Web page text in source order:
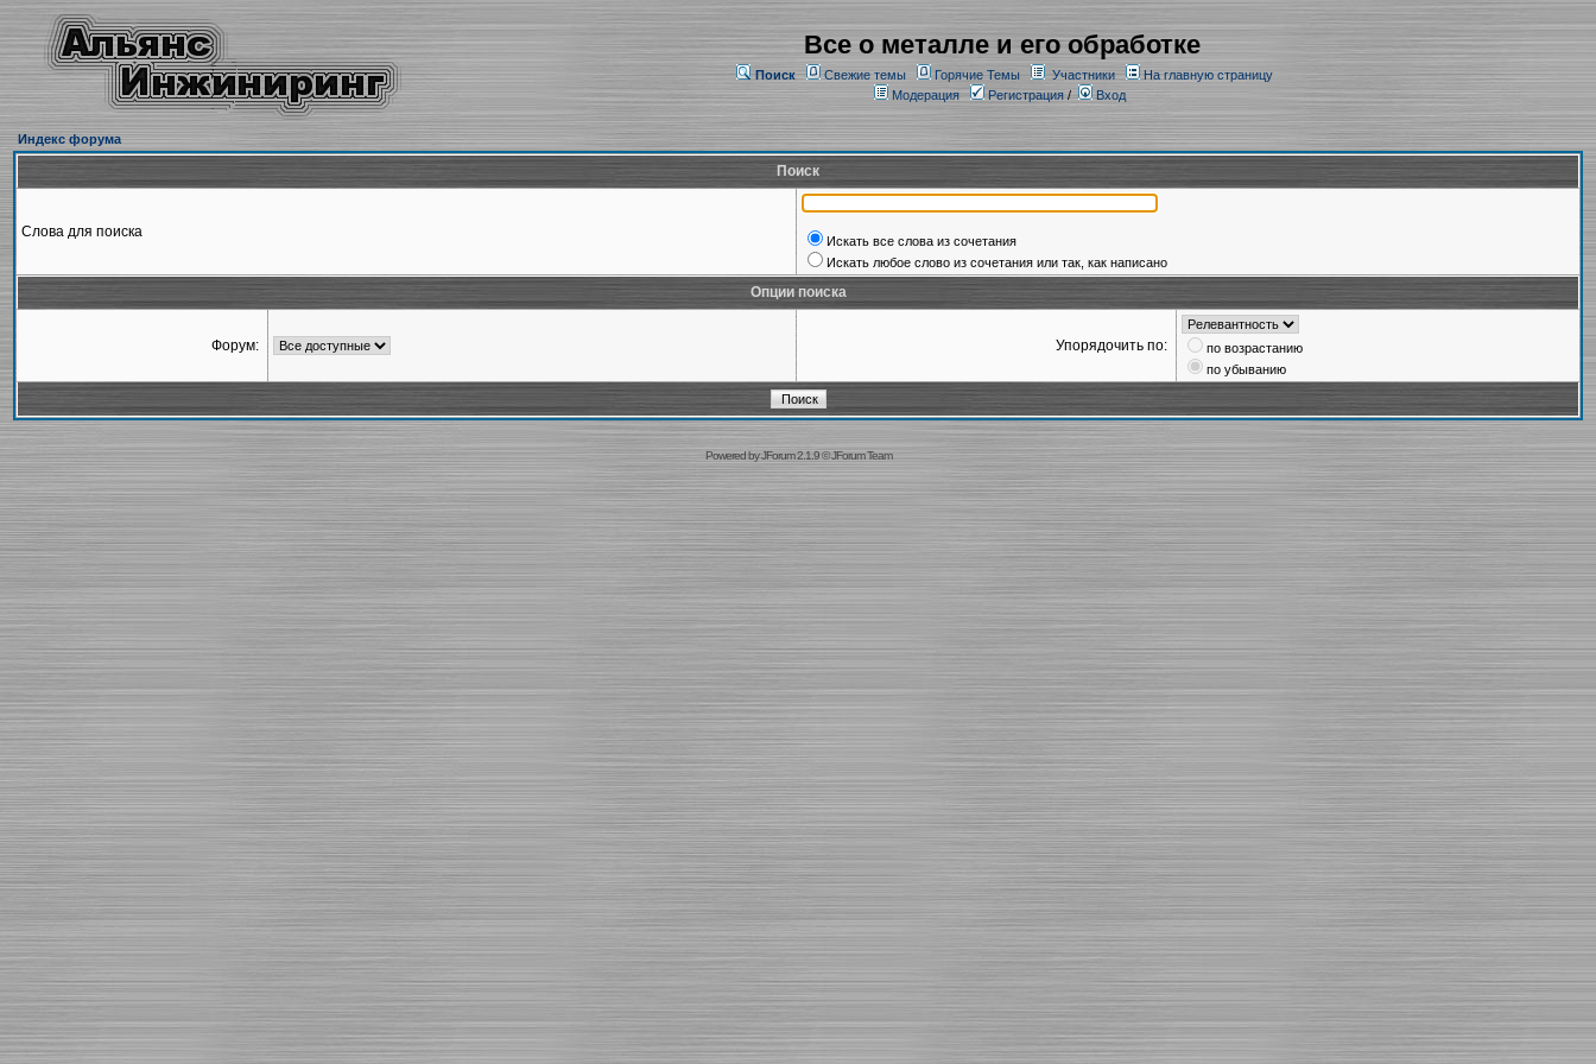
Все о металле и его обработке
Поиск Свежие темы Горячие Темы Участники
На главную страницу
Модерация
Регистрация/ Вход
Индекс форума
Поиск
Слова для поиска
Искать все слова из сочетания
Искать любое слово из сочетания или так, как написано
Опции поиска
Форум: Упорядочить по:
по возрастанию
по убыванию
Powered byJForum 2.1.9©JForum Team